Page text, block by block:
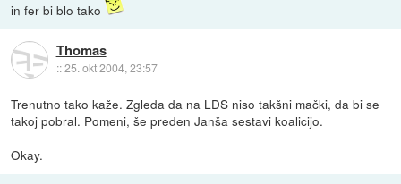
in fer bi blo tako
Thomas
::25. okt 2004, 23:57
Trenutno tako kaže. Zgleda da na LDS niso takšni mački, da bi se
takoj pobral. Pomeni, še preden Janša sestavi koalicijo.
Okay.